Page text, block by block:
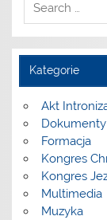
Kategorie
Akt
Dokumenty
Formacja
Kongres
Kongres
Multimedia
Muzyka